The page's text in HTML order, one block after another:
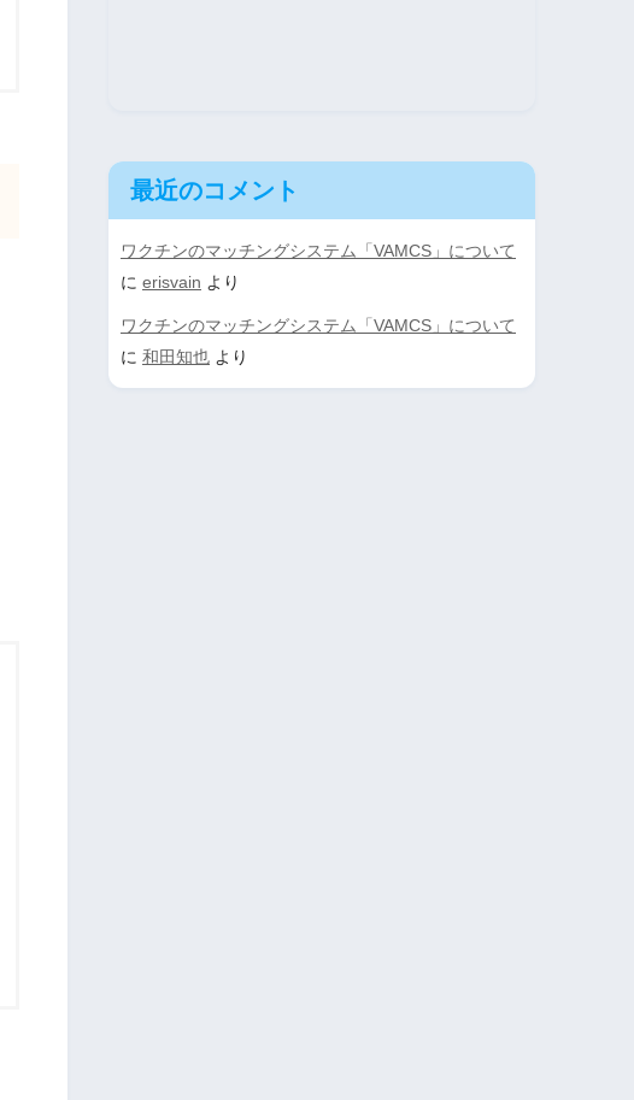
最近のコメント
ワクチンのマッチングシステム「VAMCS」について
に erisvain より
ワクチンのマッチングシステム「VAMCS」について
に 和田知也 より